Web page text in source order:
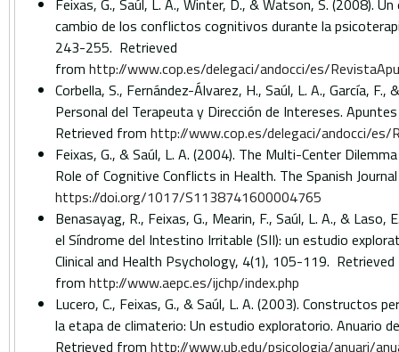
Feixas, G., Saúl, L. A., Winter, D., & Watson, S. (2008).
cambio de los conflictos cognitivos durante la
243-255. Retrieved
from http://www.cop.es/delegaci/andocci/es/
Corbella, S., Fernández-Álvarez, H., Saúl, L. A., García,
Personal del Terapeuta y Dirección de Intereses.
Retrieved from http://www.cop.es/delegaci/andocci/es/
Feixas, G., & Saúl, L. A. (2004). The Multi-Center
Role of Cognitive Conflicts in Health. The Spanish
https://doi.org/1017/S1138741600004765
Benasayag, R., Feixas, G., Mearin, F., Saúl, L. A., &
el Síndrome del Intestino Irritable (SII): un estudio
Clinical and Health Psychology, 4(1), 105-119. Retrieved
from http://www.aepc.es/ijchp/index.php
Lucero, C., Feixas, G., & Saúl, L. A. (2003). Constructos
la etapa de climaterio: Un estudio exploratorio. Anuario
Retrieved from http://www.ub.edu/psicologia/anuari/